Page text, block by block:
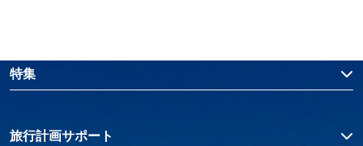
特集
旅行計画サポート